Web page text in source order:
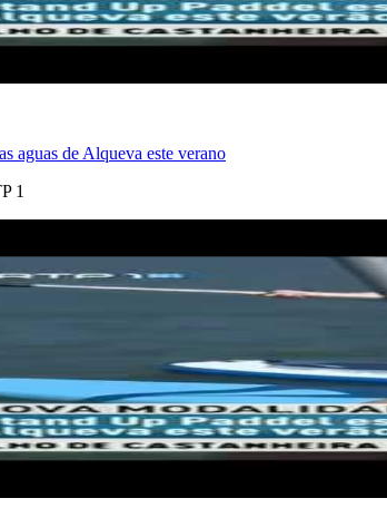
aguas de Alqueva este verano
1